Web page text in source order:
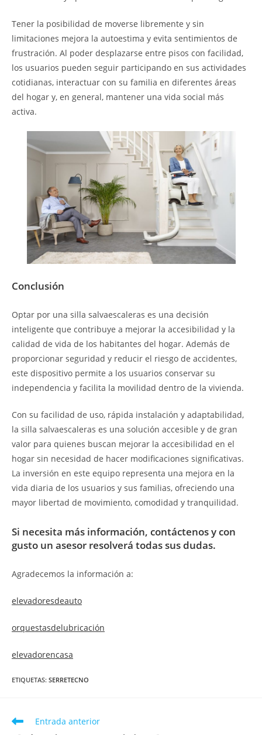
Tener la posibilidad de moverse libremente y sin
limitaciones mejora la autoestima y evita sentimientos de
frustración. Al poder desplazarse entre pisos con facilidad,
los usuarios pueden seguir participando en sus actividades
cotidianas, interactuar con su familia en diferentes áreas
del hogar y, en general, mantener una vida social más
activa.
Conclusión
Optar por una silla salvaescaleras es una decisión
inteligente que contribuye a mejorar la accesibilidad y la
calidad de vida de los habitantes del hogar. Además de
proporcionar seguridad y reducir el riesgo de accidentes,
este dispositivo permite a los usuarios conservar su
independencia y facilita la movilidad dentro de la vivienda.
Con su facilidad de uso, rápida instalación y adaptabilidad,
la silla salvaescaleras es una solución accesible y de gran
valor para quienes buscan mejorar la accesibilidad en el
hogar sin necesidad de hacer modificaciones significativas.
La inversión en este equipo representa una mejora en la
vida diaria de los usuarios y sus familias, ofreciendo una
mayor libertad de movimiento, comodidad y tranquilidad.
Si necesita más información, contáctenos y con
gusto un asesor resolverá todas sus dudas.
Agradecemos la información a:
elevadoresdeauto
orquestasdelubricación
elevadorencasa
ETIQUETAS: SERRETECNO
Entrada anterior